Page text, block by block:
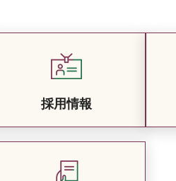
採用情報